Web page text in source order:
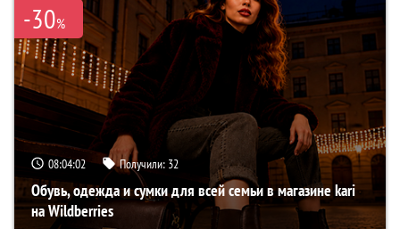
-30%
08:04:02 Получили: 32
Обувь, одежда и сумки для всей семьи в магазине kari
на Wildberries